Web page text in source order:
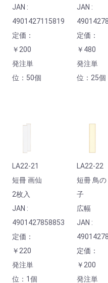
JAN :
4901427115819
定価：
￥200
発注単
位：50個
JAN :
定価：
￥480
発注単
位：25個
LA22-21
短冊 画仙
2枚入
JAN :
4901427858853
定価：
￥220
発注単
位：1個
LA22-22
短冊 鳥の
子
広幅
JAN :
定価：
￥200
発注単